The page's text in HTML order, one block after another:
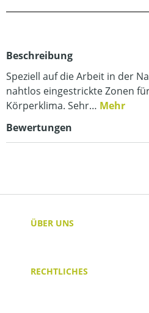
Beschreibung
Speziell auf die Arbeit in der
nahtlos eingestrickte Zonen
Körperklima. Sehr… Mehr
Bewertungen
ÜBER UNS
RECHTLICHES